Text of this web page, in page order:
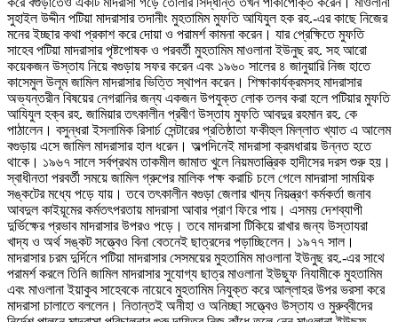
সুহাইল উদ্দীন পটিয়া মাদরাসার তদানীং মুহতামিম মুফতি আযিযুল হক রহ.-এর কাছে নিজের
মনের ইচ্ছার কথা প্রকাশ করে দোয়া ও পরামর্শ কামনা করেন। যার প্রেক্ষিতে মুফতি
সাহেব পটিয়া মাদরাসার পৃষ্টপোষক ও পরবর্তী মুহতামিম মাওলানা ইউনুছ রহ. সহ আরো
কয়েকজন উস্তায নিয়ে বগুড়ায় সফর করেন এবং ১৯৬০ সালের ৪ জানুয়ারি নিজ হাতে
কাসেমুল উলূম জামিল মাদরাসার ভিত্তি স্থাপন করেন। শিক্ষাকার্যক্রমসহ মাদরাসার
অভ্যন্তরীন বিষয়ের নেগরানির জন্য একজন উপযুক্ত লোক তলব করা হলে পটিয়ার মুফতি
আযিযুল হক্ব রহ. জামিয়ার তৎকালীন প্রবীণ উস্তায মুফতি আবদুর রহমান রহ. কে
পাঠালেন। বসুন্ধরা ইসলামিক রিসার্চ সেন্টারের প্রতিষ্ঠাতা ফকীহুল মিল্লাত খ্যাত এ আলেম
বগুড়ায় এসে জামিল মাদরাসার হাল ধরেন। অল্পদিনেই মাদরাসা ক্রমধারায় উন্নত হতে
থাকে। ১৯৬৭ সালে সর্বপ্রথম তাকমীল জামাত খুলে নিয়মতান্ত্রিক হাদীসের দরস শুরু হয়।
স্বাধীনতা পরবর্তী সময়ে জামিল গ্রুপের মালিক পক্ষ করাচি চলে গেলে মাদরাসা সাময়িক
সঙ্কটের মধ্যে পড়ে যায়। তবে তৎকালীন বগুড়া জেলার খাদ্য নিয়ন্ত্রণ কর্মকর্তা জনাব
আবদুল কাইয়ূমের কর্মতৎপরতায় মাদরাসা আবার প্রাণ ফিরে পায়। এসময় দেশব্যাপী
দুর্ভিক্ষের প্রভাব মাদরাসার উপরও পড়ে। তবে মাদরাসা টিকিয়ে রাখার জন্য উস্তাযরা
খাদ্য ও অর্থ সঙ্কট সত্ত্বেও বিনা বেতনেই ছাত্রদের পড়াচ্ছিলেন। ১৯৭৭ সাল।
মাদরাসার চরম দুর্দিনে পটিয়া মাদরাসার সেসময়ের মুহতামিম মাওলানা ইউনুছ রহ.-এর সাথে
পরামর্শ করলে তিনি জামিল মাদরাসার সুযোগ্য ছাত্র মাওলানা ইউছুফ নিযামীকে মুহতামিম
এবং মাওলানা ইয়াকুব সাহেবকে নায়েবে মুহতামিম নিযুক্ত করে আল্লাহর উপর ভরসা করে
মাদরাসা চালাতে বললেন। নিতান্তই অনীহা ও অনিচ্ছা সত্ত্বেও উস্তায ও মুরুব্বীদের